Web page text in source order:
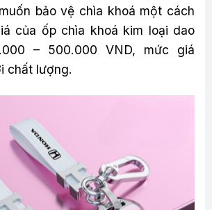
bảo vệ chìa khoá một cách
của ốp chìa khoá kim loại dao
– 500.000 VND, mức giá
chất lượng.